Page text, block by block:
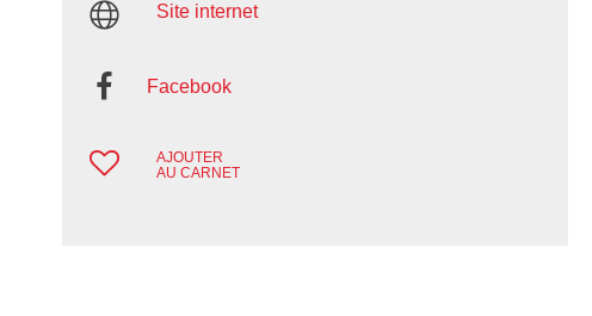
Site internet
Facebook
AJOUTER
AU CARNET